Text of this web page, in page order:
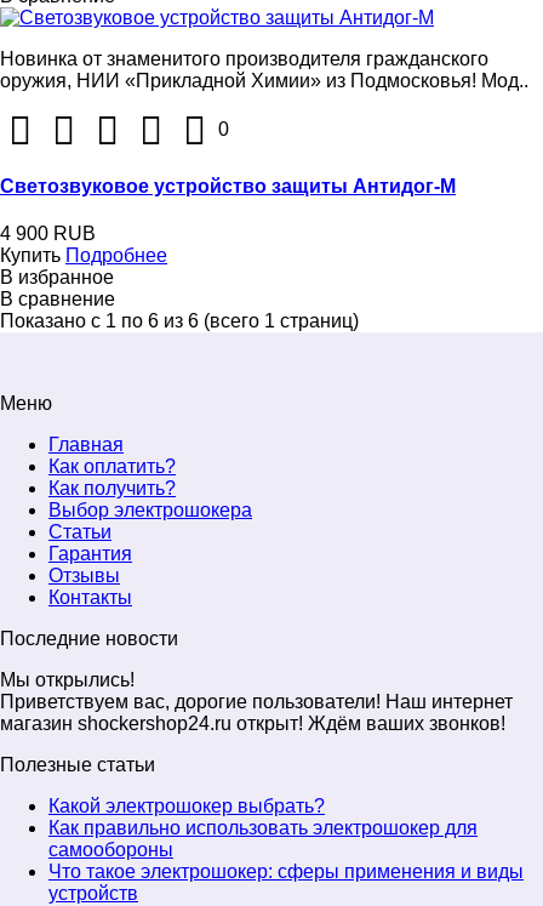
Новинка от знаменитого производителя гражданского
оружия, НИИ «Прикладной Химии» из Подмосковья! Мод..
0
Светозвуковое устройство защиты Антидог-М
4 900 RUB
Купить Подробнее
В избранное
В сравнение
Показано с 1 по 6 из 6 (всего 1 страниц)
Меню
Главная
Как оплатить?
Как получить?
Выбор электрошокера
Статьи
Гарантия
Отзывы
Контакты
Последние новости
Мы открылись!
Приветствуем вас, дорогие пользователи! Наш интернет
магазин shockershop24.ru открыт! Ждём ваших звонков!
Полезные статьи
Какой электрошокер выбрать?
Как правильно использовать электрошокер для
самообороны
Что такое электрошокер: сферы применения и виды
устройств